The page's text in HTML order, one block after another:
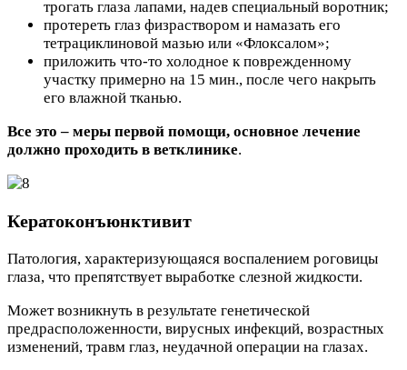
трогать глаза лапами, надев специальный воротник;
протереть глаз физраствором и намазать его
тетрациклиновой мазью или «Флоксалом»;
приложить что-то холодное к поврежденному
участку примерно на 15 мин., после чего накрыть
его влажной тканью.
Все это – меры первой помощи, основное лечение
должно проходить в ветклинике.
Кератоконъюнктивит
Патология, характеризующаяся воспалением роговицы
глаза, что препятствует выработке слезной жидкости.
Может возникнуть в результате генетической
предрасположенности, вирусных инфекций, возрастных
изменений, травм глаз, неудачной операции на глазах.